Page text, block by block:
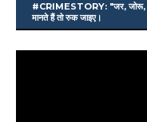
#CRIMESTORY: "जर, जोरू,
मानते हैं तो रुक जाइए।